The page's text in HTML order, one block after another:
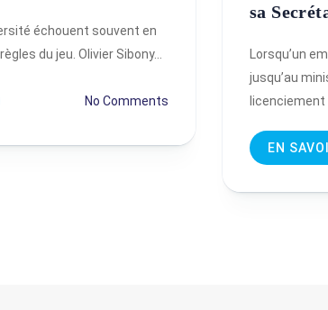
échouent souvent en
du jeu. Olivier Sibony…
No Comments
sa
Lorsqu’un
jusqu’au
licenciement
EN